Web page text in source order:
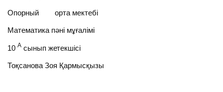
Опорный орта мектебі
Математика пәні мұғалімі
10А сынып жетекшісі
Тоқсанова Зоя Қармысқызы